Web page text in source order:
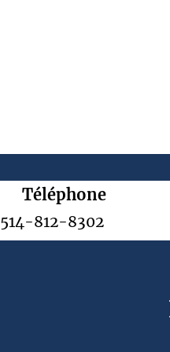
Téléphone
514-812-8302